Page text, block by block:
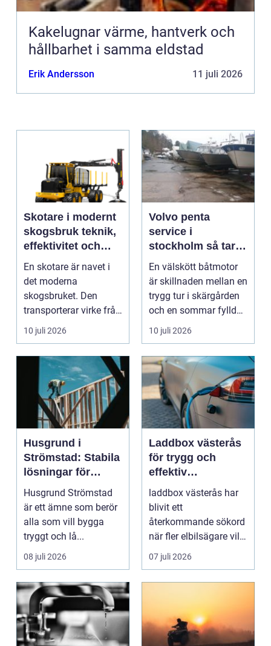
Kakelugnar värme, hantverk och
hållbarhet i samma eldstad
Erik Andersson 11 juli 2026
Skotare i modernt
skogsbruk teknik,
effektivitet och
hållbarhet
En skotare är navet i
det moderna
skogsbruket. Den
transporterar virke från
avverkningsplatsen till
10 juli 2026
Volvo penta
service i
stockholm så tar
du hand om din
båtmotor på rätt
sätt
En välskött båtmotor
är skillnaden mellan en
trygg tur i skärgården
och en sommar fylld
av ofrivilli...
10 juli 2026
Husgrund i
Strömstad: Stabila
lösningar för
boende vid kusten
Husgrund Strömstad
är ett ämne som berör
alla som vill bygga
tryggt och lå...
08 juli 2026
Laddbox västerås
för trygg och
effektiv
hemmaladdning
laddbox västerås har
blivit ett
återkommande sökord
när fler elbilsägare vill
ladda hemma på ett
säk...
07 juli 2026